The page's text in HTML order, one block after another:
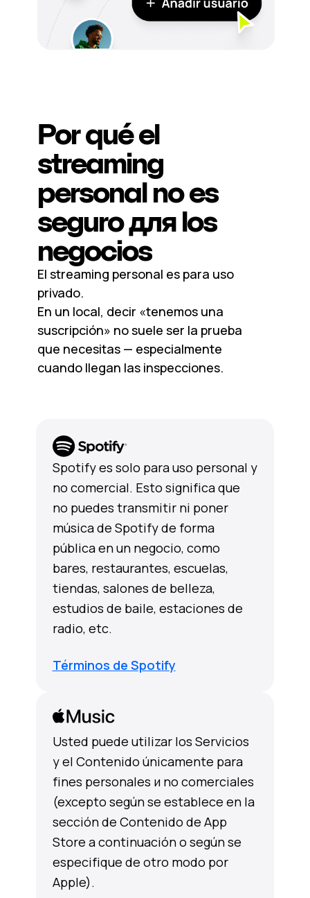
Spotify es solo para uso personal y
no comercial. Esto significa que
no puedes transmitir ni poner
música de Spotify de forma
pública en un negocio, como
bares, restaurantes, escuelas,
tiendas, salones de belleza,
estudios de baile, estaciones de
radio, etc.
Términos de Spotify
Usted puede utilizar los Servicios
y el Contenido únicamente para
fines personales и no comerciales
(excepto según se establece en la
sección de Contenido de App
Store a continuación o según se
especifique de otro modo por
Apple).
Por qué el
streaming
personal no es
seguro для los
negocios
El streaming personal es para uso
privado.
En un local, decir «tenemos una
suscripción» no suele ser la prueba
que necesitas — especialmente
cuando llegan las inspecciones.